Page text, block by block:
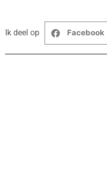
Ik deel op Facebook